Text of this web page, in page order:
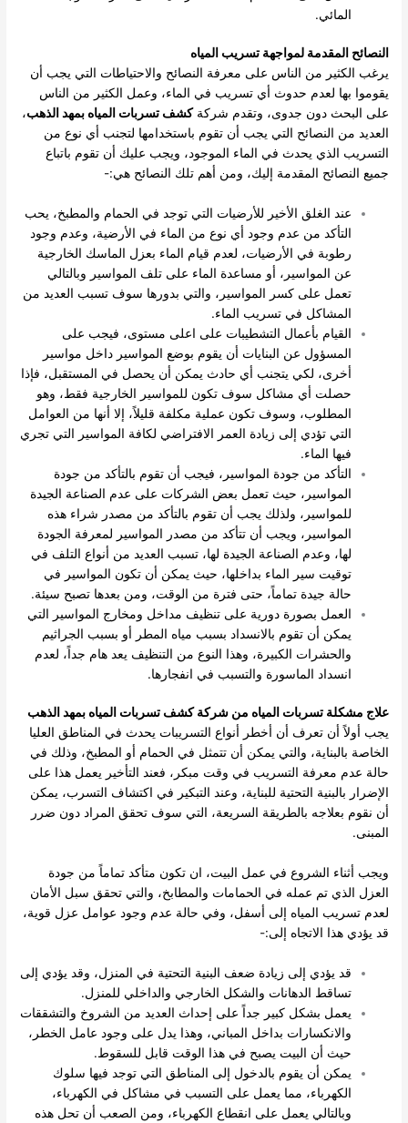
المائي.
النصائح المقدمة لمواجهة تسريب المياه
يرغب الكثير من الناس على معرفة النصائح والاحتياطات التي يجب أن
يقوموا بها لعدم حدوث أي تسريب في الماء، وعمل الكثير من الناس
على البحث دون جدوى، وتقدم شركةكشف تسربات المياه بمهد الذهب،
العديد من النصائح التي يجب أن تقوم باستخدامها لتجنب أي نوع من
التسريب الذي يحدث في الماء الموجود، ويجب عليك أن تقوم باتباع
جميع النصائح المقدمة إليك، ومن أهم تلك النصائح هي:-
عند الغلق الأخير للأرضيات التي توجد في الحمام والمطبخ، يحب
التأكد من عدم وجود أي نوع من الماء في الأرضية، وعدم وجود
رطوبة في الأرضيات، لعدم قيام الماء بعزل الماسك الخارجية
عن المواسير، أو مساعدة الماء على تلف المواسير وبالتالي
تعمل على كسر المواسير، والتي بدورها سوف تسبب العديد من
المشاكل في تسريب الماء.
القيام بأعمال التشطيبات على اعلى مستوى، فيجب على
المسؤول عن البنايات أن يقوم بوضع المواسير داخل مواسير
أخرى، لكي يتجنب أي حادث يمكن أن يحصل في المستقبل، فإذا
حصلت أي مشاكل سوف تكون للمواسير الخارجية فقط، وهو
المطلوب، وسوف تكون عملية مكلفة قليلاً، إلا أنها من العوامل
التي تؤدي إلى زيادة العمر الافتراضي لكافة المواسير التي تجري
فيها الماء.
التأكد من جودة المواسير، فيجب أن تقوم بالتأكد من جودة
المواسير، حيث تعمل بعض الشركات على عدم الصناعة الجيدة
للمواسير، ولذلك يجب أن تقوم بالتأكد من مصدر شراء هذه
المواسير، ويجب أن تتأكد من مصدر المواسير لمعرفة الجودة
لها، وعدم الصناعة الجيدة لها، تسبب العديد من أنواع التلف في
توقيت سير الماء بداخلها، حيث يمكن أن تكون المواسير في
حالة جيدة تماماً، حتى فترة من الوقت، ومن بعدها تصبح سيئة.
العمل بصورة دورية على تنظيف مداخل ومخارج المواسير التي
يمكن أن تقوم بالانسداد بسبب مياه المطر أو بسبب الجراثيم
والحشرات الكبيرة، وهذا النوع من التنظيف يعد هام جداً، لعدم
انسداد الماسورة والتسبب في انفجارها.
علاج مشكلة تسربات المياه من شركة كشف تسربات المياه بمهد الذهب
يجب أولاً أن تعرف أن أخطر أنواع التسريبات يحدث في المناطق العليا
الخاصة بالبناية، والتي يمكن أن تتمثل في الحمام أو المطبخ، وذلك في
حالة عدم معرفة التسريب في وقت مبكر، فعند التأخير يعمل هذا على
الإضرار بالبنية التحتية للبناية، وعند التبكير في اكتشاف التسرب، يمكن
أن نقوم بعلاجه بالطريقة السريعة، التي سوف تحقق المراد دون ضرر
المبنى.
ويجب أثناء الشروع في عمل البيت، ان تكون متأكد تماماً من جودة
العزل الذي تم عمله في الحمامات والمطابخ، والتي تحقق سبل الأمان
لعدم تسريب المياه إلى أسفل، وفي حالة عدم وجود عوامل عزل قوية،
قد يؤدي هذا الاتجاه إلى:-
قد يؤدي إلى زيادة ضعف البنية التحتية في المنزل، وقد يؤدي إلى
تساقط الدهانات والشكل الخارجي والداخلي للمنزل.
يعمل بشكل كبير جداً على إحداث العديد من الشروخ والتشققات
والانكسارات بداخل المباني، وهذا يدل على وجود عامل الخطر،
حيث أن البيت يصبح في هذا الوقت قابل للسقوط.
يمكن أن يقوم بالدخول إلى المناطق التي توجد فيها سلوك
الكهرباء، مما يعمل على التسبب في مشاكل في الكهرباء،
وبالتالي يعمل على انقطاع الكهرباء، ومن الصعب أن تحل هذه